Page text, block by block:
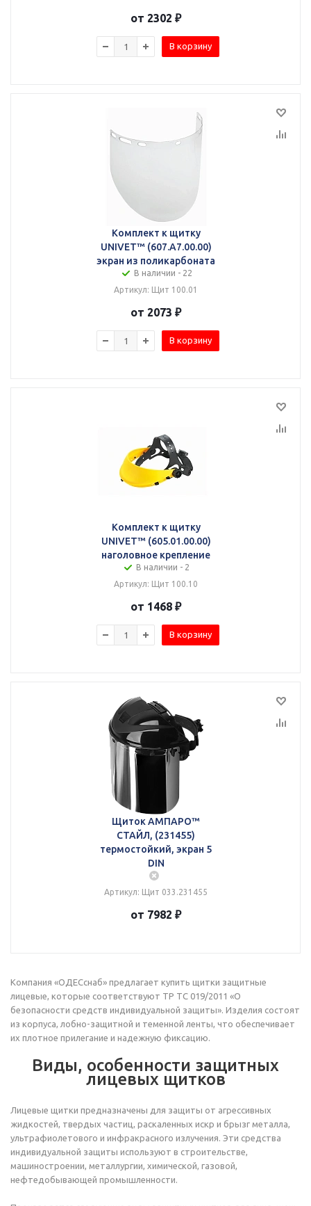
от 2302 ₽
В корзину
Комплект к щитку
UNIVET™ (607.A7.00.00)
экран из поликарбоната
В наличии - 22
Артикул: Щит 100.01
от 2073 ₽
В корзину
Комплект к щитку
UNIVET™ (605.01.00.00)
наголовное крепление
В наличии - 2
Артикул: Щит 100.10
от 1468 ₽
В корзину
Щиток АМПАРО™
СТАЙЛ, (231455)
термостойкий, экран 5
DIN
Артикул: Щит 033.231455
от 7982 ₽
Компания «ОДЕСснаб» предлагает купить щитки защитные
лицевые, которые соответствуют ТР ТС 019/2011 «О
безопасности средств индивидуальной защиты». Изделия состоят
из корпуса, лобно-защитной и теменной ленты, что обеспечивает
их плотное прилегание и надежную фиксацию.
Виды, особенности защитных
лицевых щитков
Лицевые щитки предназначены для защиты от агрессивных
жидкостей, твердых частиц, раскаленных искр и брызг металла,
ультрафиолетового и инфракрасного излучения. Эти средства
индивидуальной защиты используют в строительстве,
машиностроении, металлургии, химической, газовой,
нефтедобывающей промышленности.